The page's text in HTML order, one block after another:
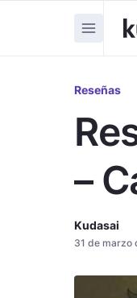
Reseñas
–
Kudasai
31 de marzo